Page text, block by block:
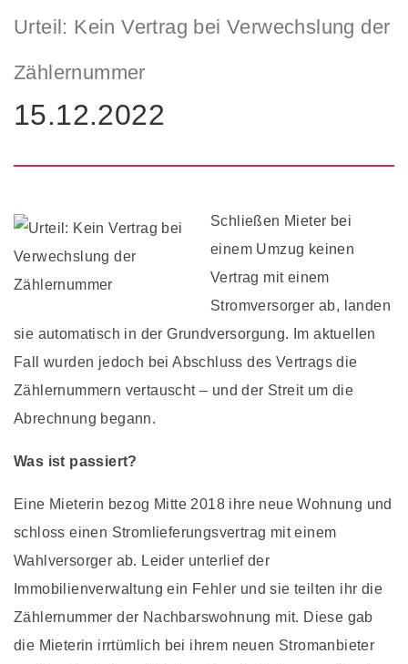
Urteil: Kein Vertrag bei Verwechslung der
Zählernummer
15.12.2022
Schließen Mieter bei
einem Umzug keinen
Vertrag mit einem
Stromversorger ab, landen
sie automatisch in der Grundversorgung. Im aktuellen
Fall wurden jedoch bei Abschluss des Vertrags die
Zählernummern vertauscht – und der Streit um die
Abrechnung begann.
Was ist passiert?
Eine Mieterin bezog Mitte 2018 ihre neue Wohnung und
schloss einen Stromlieferungsvertrag mit einem
Wahlversorger ab. Leider unterlief der
Immobilienverwaltung ein Fehler und sie teilten ihr die
Zählernummer der Nachbarswohnung mit. Diese gab
die Mieterin irrtümlich bei ihrem neuen Stromanbieter